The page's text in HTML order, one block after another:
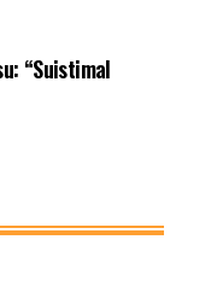
“Suistimal